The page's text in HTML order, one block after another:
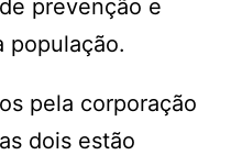
prevenção e
população.
pela corporação
dois estão